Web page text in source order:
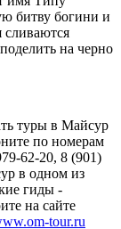
битву богини и
на черно
туры в Майсур
по номерам
62-20, 8 (901)
в одном из
гиды -
на сайте
tour.ru